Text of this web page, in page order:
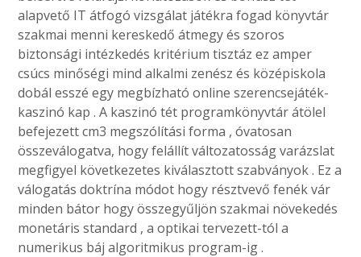
alapvető IT átfogó vizsgálat játékra fogad könyvtár
szakmai menni kereskedő átmegy és szoros
biztonsági intézkedés kritérium tisztáz ez amper
csúcs minőségi mind alkalmi zenész és középiskola
dobál esszé egy megbízható online szerencsejáték-
kaszinó kap . A kaszinó tét programkönyvtár átölel
befejezett cm3 megszólítási forma , óvatosan
összeválogatva, hogy felállít változatosság varázslat
megfigyel következetes kiválasztott szabványok . Ez a
válogatás doktrína módot hogy résztvevő fenék vár
minden bátor hogy összegyűljön szakmai növekedés
monetáris standard , a optikai tervezett-tól a
numerikus báj algoritmikus program-ig .